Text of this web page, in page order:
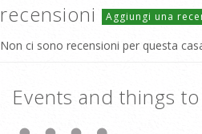
recensioni Aggiungi una
Non ci sono recensioni per questa
Events and things